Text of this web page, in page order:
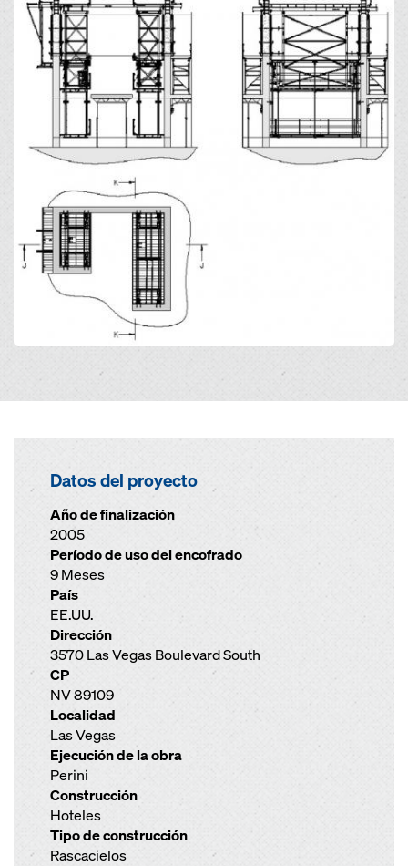
Datos del proyecto
Año de finalización
2005
Período de uso del encofrado
9 Meses
País
EE.UU.
Dirección
3570 Las Vegas Boulevard South
CP
NV 89109
Localidad
Las Vegas
Ejecución de la obra
Perini
Construcción
Hoteles
Tipo de construcción
Rascacielos